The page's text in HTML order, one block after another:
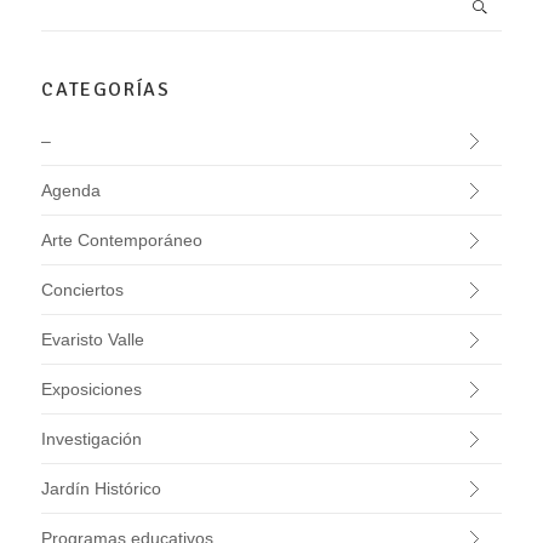
CATEGORÍAS
–
Agenda
Arte Contemporáneo
Conciertos
Evaristo Valle
Exposiciones
Investigación
Jardín Histórico
Programas educativos